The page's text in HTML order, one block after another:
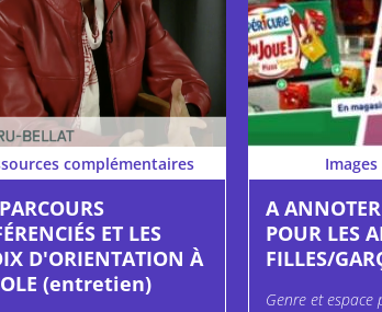
complémentaires
ET LES
D'ORIENTATION À
(entretien)
A
POUR LES
FILLES/
Genre et espace